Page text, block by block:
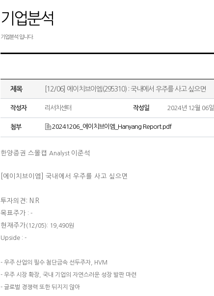
기업분석
기업분석 입니다.
제목 [12/06] 에이치브이엠(295310) : 국내에서 우주를 사고 싶으면
작성자 리서치센터 작성일 2024년 12월 06일
첨부 20241206_에이치브이엠_Hanyang Report.pdf
한양증권 스몰캡 Analyst 이준석
[에이치브이엠] 국내에서 우주를 사고 싶으면
투자의견: N.R
목표주가 : -
현재주가(12/05): 19,490원
Upside : -
- 우주 산업의 필수 첨단금속 선두주자, HVM
- 우주 시장 확장, 국내 기업의 자연스러운 성장 발판 마련
- 글로벌 경쟁력 또한 뒤지지 않아